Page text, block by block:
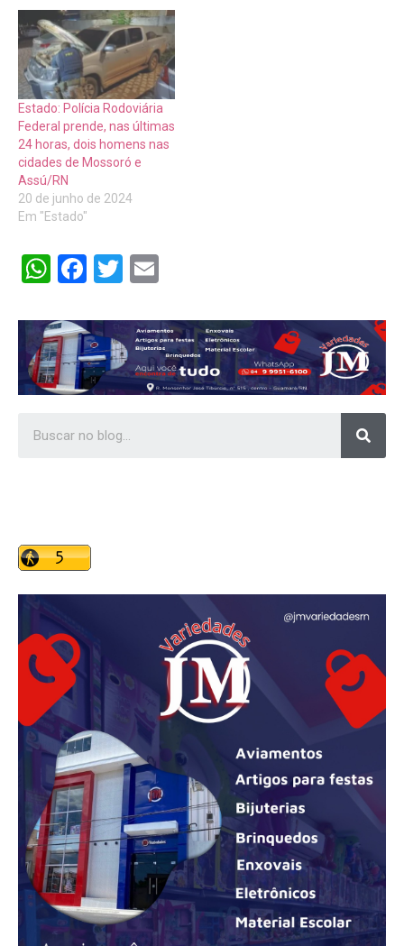
Estado: Polícia Rodoviária
Federal prende, nas últimas
24 horas, dois homens nas
cidades de Mossoró e
Assú/RN
20 de junho de 2024
Em "Estado"
WhatsApp
Facebook
Twitter